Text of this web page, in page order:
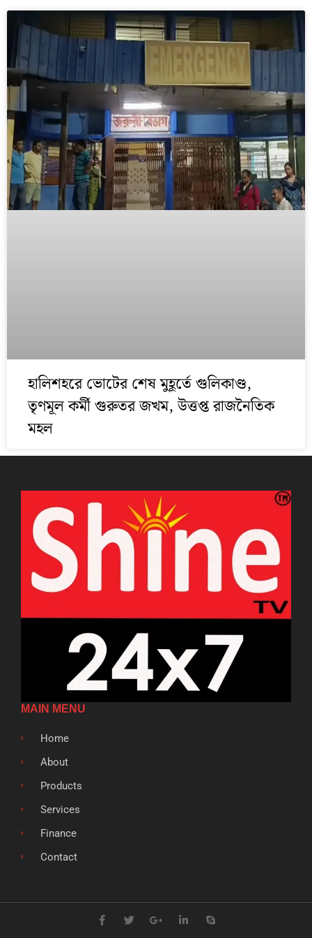
হালিশহরে ভোটের শেষ মুহূর্তে গুলিকাণ্ড,
তৃণমূল কর্মী গুরুতর জখম, উত্তপ্ত রাজনৈতিক
মহল
MAIN MENU
Home
About
Products
Services
Finance
Contact
a
c
w
i
o
o
i
n
k
y